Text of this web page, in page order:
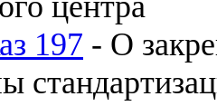
197 - О